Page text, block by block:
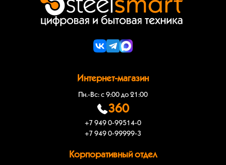
Интернет-магазин
Пн.-Вс: с 9:00 до 21:00
360
+7 949 0-99514-0
+7 949 0-99999-3
Корпоративный отдел